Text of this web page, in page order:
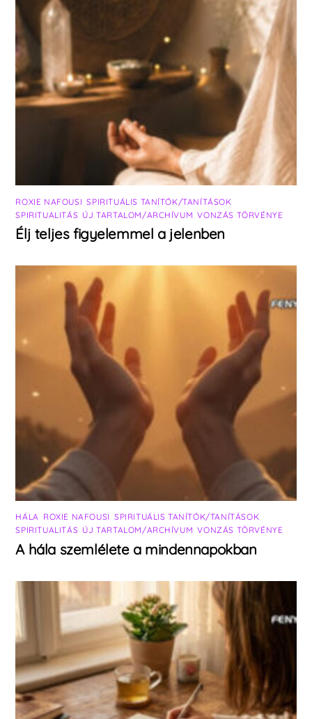
ROXIE NAFOUSI ,SPIRITUÁLIS TANÍTÓK/TANÍTÁSOK
SPIRITUALITÁS ÚJ TARTALOM/ARCHÍVUM ,VONZÁS TÖRVÉNYE
Élj teljes figyelemmel a jelenben
HÁLA ROXIE NAFOUSI SPIRITUÁLIS TANÍTÓK/TANÍTÁSOK
SPIRITUALITÁS ÚJ TARTALOM/ARCHÍVUM ,VONZÁS TÖRVÉNYE
A hála szemlélete a mindennapokban